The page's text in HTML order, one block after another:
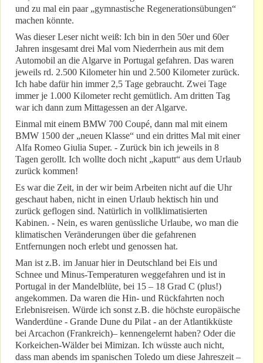
und zu mal ein paar „gymnastische Regenerationsübungen“
machen könnte.
Was dieser Leser nicht weiß: Ich bin in den 50er und 60er
Jahren insgesamt drei Mal vom Niederrhein aus mit dem
Automobil an die Algarve in Portugal gefahren. Das waren
jeweils rd. 2.500 Kilometer hin und 2.500 Kilometer zurück.
Ich habe dafür hin immer 2,5 Tage gebraucht. Zwei Tage
immer je 1.000 Kilometer recht gemütlich. Am dritten Tag
war ich dann zum Mittagessen an der Algarve.
Einmal mit einem BMW 700 Coupé, dann mal mit einem
BMW 1500 der „neuen Klasse“ und ein drittes Mal mit einer
Alfa Romeo Giulia Super. - Zurück bin ich jeweils in 8
Tagen gerollt. Ich wollte doch nicht „kaputt“ aus dem Urlaub
zurück kommen!
Es war die Zeit, in der wir beim Arbeiten nicht auf die Uhr
geschaut haben, nicht in einen Urlaub hektisch hin und
zurück geflogen sind. Natürlich in vollklimatisierten
Kabinen. - Nein, es waren genüssliche Urlaube, wo man die
klimatischen Veränderungen über die gefahrenen
Entfernungen noch erlebt und genossen hat.
Man ist z.B. im Januar hier in Deutschland bei Eis und
Schnee und Minus-Temperaturen weggefahren und ist in
Portugal in der Mandelblüte, bei 15 – 18 Grad C (plus!)
angekommen. Da waren die Hin- und Rückfahrten noch
Erlebnisreisen. Würde ich sonst z.B. die höchste europäische
Wanderdüne - Grande Dune du Pilat - an der Atlantikküste
bei Arcachon (Frankreich)– kennengelernt haben? Oder die
Korkeichen-Wälder bei Mimizan. Ich wüsste auch nicht,
dass man abends im spanischen Toledo um diese Jahreszeit –